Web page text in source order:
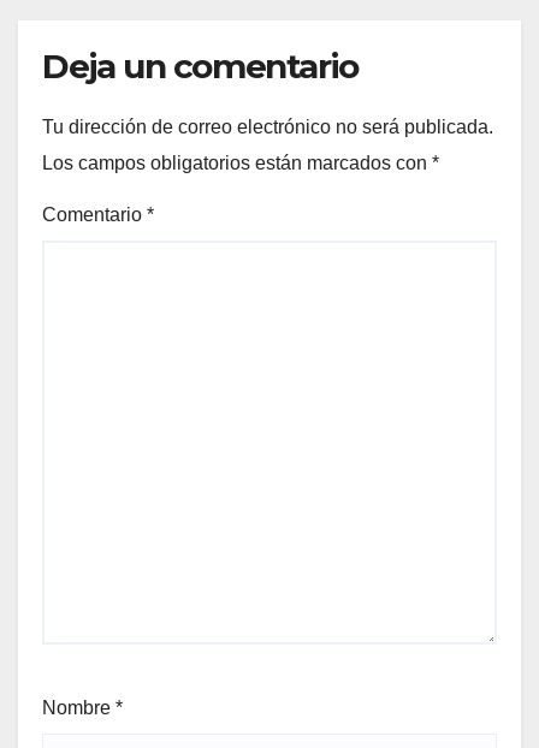
Deja un comentario
Tu dirección de correo electrónico no será publicada.
Los campos obligatorios están marcados con *
Comentario *
Nombre *